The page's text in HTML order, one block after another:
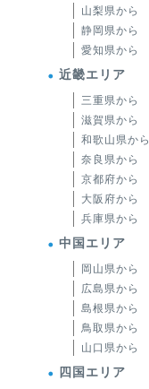
山梨県から
静岡県から
愛知県から
近畿エリア
三重県から
滋賀県から
和歌山県から
奈良県から
京都府から
大阪府から
兵庫県から
中国エリア
岡山県から
広島県から
島根県から
鳥取県から
山口県から
四国エリア